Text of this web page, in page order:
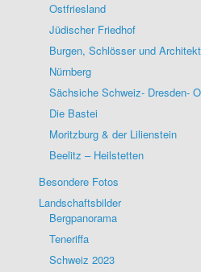
Ostfriesland
Jüdischer Friedhof
Burgen, Schlösser und
Nürnberg
Sächsiche Schweiz- Dresden-
Die Bastei
Moritzburg & der Lilienstein
Beelitz – Heilstetten
Besondere Fotos
Landschaftsbilder
Bergpanorama
Teneriffa
Schweiz 2023